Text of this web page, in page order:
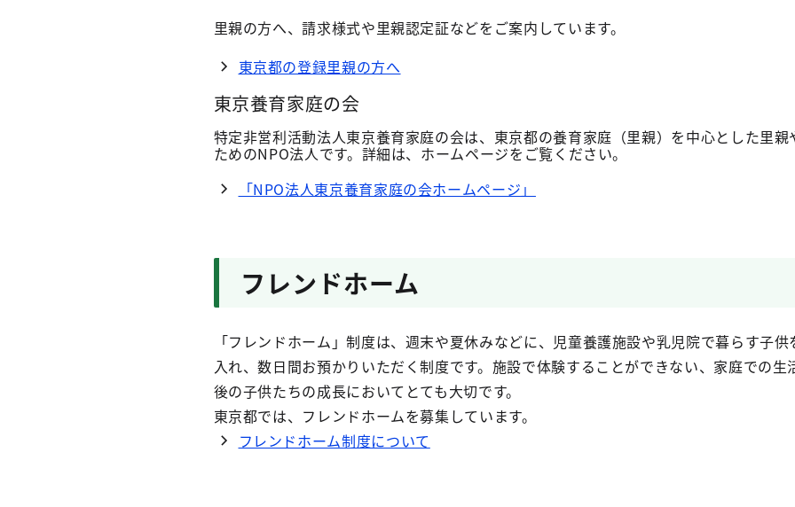
里親の方へ、請求様式や里親認定証などをご案内しています。
東京都の登録里親の方へ
東京養育家庭の会
特定非営利活動法人東京養育家庭の会は、東京都の養育家庭（里親）を中心とした里親
ためのNPO法人です。詳細は、ホームページをご覧ください。
「NPO法人東京養育家庭の会ホームページ」
フレンドホーム
「フレンドホーム」制度は、週末や夏休みなどに、児童養護施設や乳児院で暮らす子供
入れ、数日間お預かりいただく制度です。施設で体験することができない、家庭での生
後の子供たちの成長においてとても大切です。
東京都では、フレンドホームを募集しています。
フレンドホーム制度について